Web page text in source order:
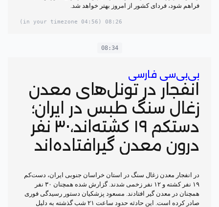
فراهم شود، فردای کشور از امروز بهتر خواهد شد.
08:26
(04:56 in your timezone)
08:34
بی‌بی‌سی فارسی
انفجار در تونل‌های معدن
زغال سنگ طبس در ایران؛
دستکم ۱۹ کشته‌اند،۳۰ نفر
درون معدن گیرافتاده‌اند
در انفجار معدن زغال سنگ در استان خراسان جنوبی ایران، دست‌کم
۱۹ نفر کشته و ۱۲ نفر زخمی شدند. گزارش شده همچنان ۳۰ نفر
همچنان در معدن گیر افتادند. مسعود پزشکیان دستور رسیدگی فوری
صادر کرده است. این حادثه حدود ساعت ۲۱ شب گذشته به دلیل